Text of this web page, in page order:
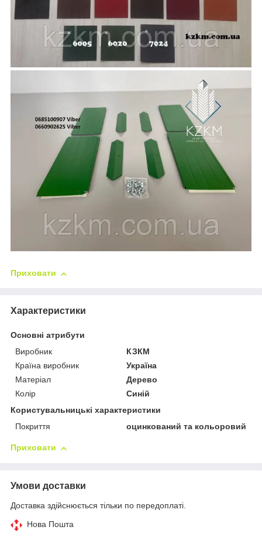
Приховати
Характеристики
Основні атрибути
Виробник
КЗКМ
Країна виробник
Україна
Матеріал
Дерево
Колір
Синій
Користувальницькі характеристики
Покриття
оцинкований та кольоровий
Приховати
Умови доставки
Доставка здійснюється тільки по передоплаті.
Нова Пошта